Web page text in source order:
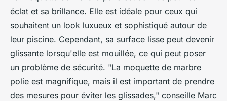
éclat et sa brillance. Elle est idéale pour ceux qui
souhaitent un look luxueux et sophistiqué autour de
leur piscine. Cependant, sa surface lisse peut devenir
glissante lorsqu'elle est mouillée, ce qui peut poser
un problème de sécurité. "La moquette de marbre
polie est magnifique, mais il est important de prendre
des mesures pour éviter les glissades," conseille Marc